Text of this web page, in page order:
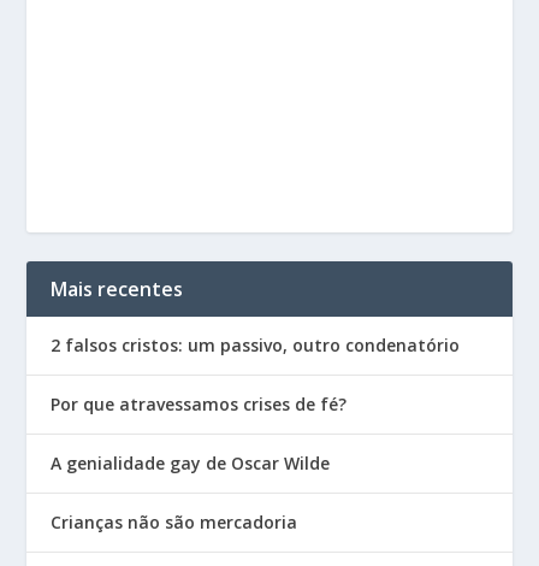
Mais recentes
2 falsos cristos: um passivo, outro condenatório
Por que atravessamos crises de fé?
A genialidade gay de Oscar Wilde
Crianças não são mercadoria